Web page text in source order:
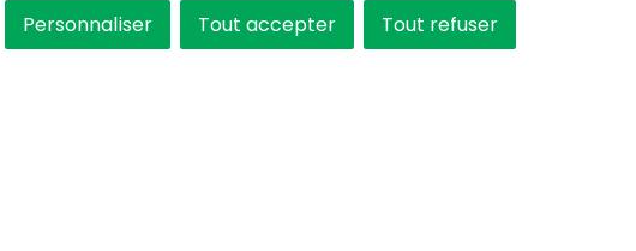
Personnaliser Tout accepter Tout refuser